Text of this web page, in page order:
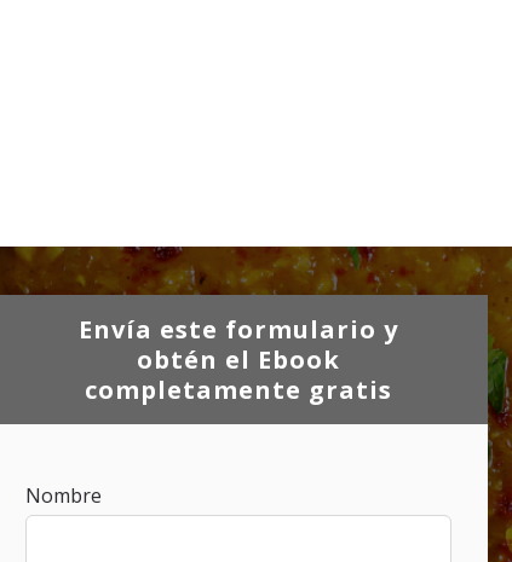
Envía este formulario y
obtén el Ebook
completamente gratis
Nombre